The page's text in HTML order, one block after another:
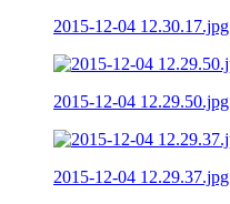
2015-12-04 12.30.17.jpg
2015-12-04 12.29.50.jpg
2015-12-04 12.29.37.jpg